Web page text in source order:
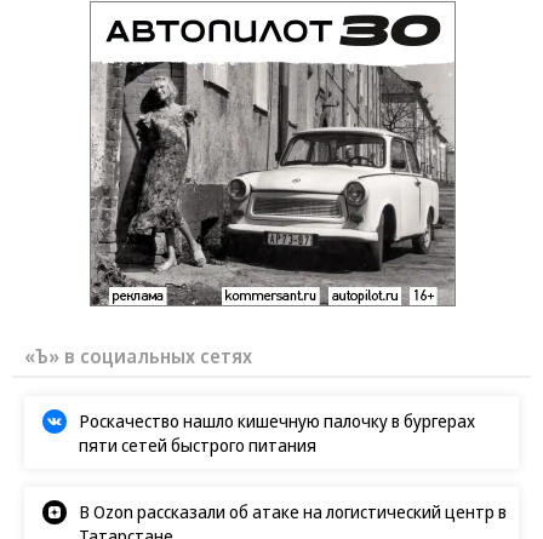
«Ъ» в социальных сетях
Роскачество нашло кишечную палочку в бургерах
пяти сетей быстрого питания
В Ozon рассказали об атаке на логистический центр в